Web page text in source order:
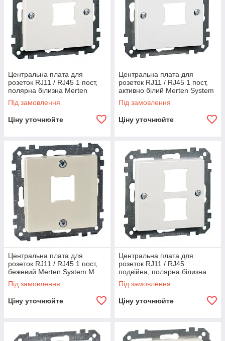
Центральна плата для
розеток RJ11 / RJ45 1 пост,
полярна білизна Merten
System M
Під замовлення
Ціну уточнюйте
Центральна плата для
розеток RJ11 / RJ45 1 пост,
активно білий Merten System
M
Під замовлення
Ціну уточнюйте
Центральна плата для
розеток RJ11 / RJ45 1 пост,
бежевий Merten System M
Під замовлення
Ціну уточнюйте
Центральна плата для
розеток RJ11 / RJ45
подвійна, полярна білизна
Merten System M
Під замовлення
Ціну уточнюйте